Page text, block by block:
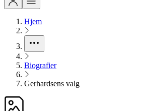
Hjem
Biografier
Gerhardsens valg